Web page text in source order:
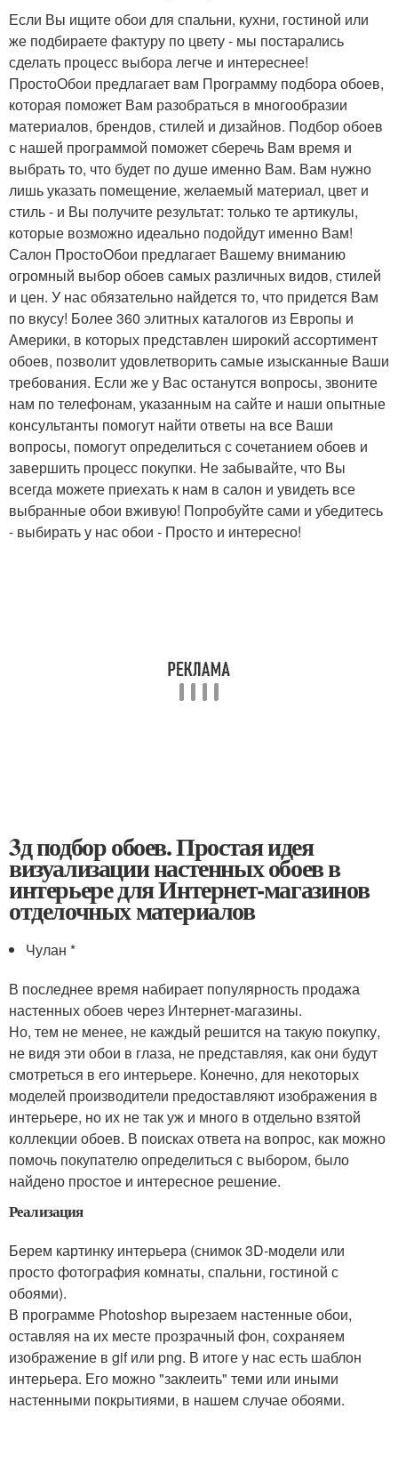
Если Вы ищите обои для спальни, кухни, гостиной или
же подбираете фактуру по цвету - мы постарались
сделать процесс выбора легче и интереснее!
ПростоОбои предлагает вам Программу подбора обоев,
которая поможет Вам разобраться в многообразии
материалов, брендов, стилей и дизайнов. Подбор обоев
с нашей программой поможет сберечь Вам время и
выбрать то, что будет по душе именно Вам. Вам нужно
лишь указать помещение, желаемый материал, цвет и
стиль - и Вы получите результат: только те артикулы,
которые возможно идеально подойдут именно Вам!
Салон ПростоОбои предлагает Вашему вниманию
огромный выбор обоев самых различных видов, стилей
и цен. У нас обязательно найдется то, что придется Вам
по вкусу! Более 360 элитных каталогов из Европы и
Америки, в которых представлен широкий ассортимент
обоев, позволит удовлетворить самые изысканные Ваши
требования. Если же у Вас останутся вопросы, звоните
нам по телефонам, указанным на сайте и наши опытные
консультанты помогут найти ответы на все Ваши
вопросы, помогут определиться с сочетанием обоев и
завершить процесс покупки. Не забывайте, что Вы
всегда можете приехать к нам в салон и увидеть все
выбранные обои вживую! Попробуйте сами и убедитесь
- выбирать у нас обои - Просто и интересно!
3д подбор обоев. Простая идея
визуализации настенных обоев в
интерьере для Интернет-магазинов
отделочных материалов
Чулан *
В последнее время набирает популярность продажа
настенных обоев через Интернет-магазины.
Но, тем не менее, не каждый решится на такую покупку,
не видя эти обои в глаза, не представляя, как они будут
смотреться в его интерьере. Конечно, для некоторых
моделей производители предоставляют изображения в
интерьере, но их не так уж и много в отдельно взятой
коллекции обоев. В поисках ответа на вопрос, как можно
помочь покупателю определиться с выбором, было
найдено простое и интересное решение.
Реализация
Берем картинку интерьера (снимок 3D-модели или
просто фотография комнаты, спальни, гостиной с
обоями).
В программе Photoshop вырезаем настенные обои,
оставляя на их месте прозрачный фон, сохраняем
изображение в gif или png. В итоге у нас есть шаблон
интерьера. Его можно "заклеить" теми или иными
настенными покрытиями, в нашем случае обоями.